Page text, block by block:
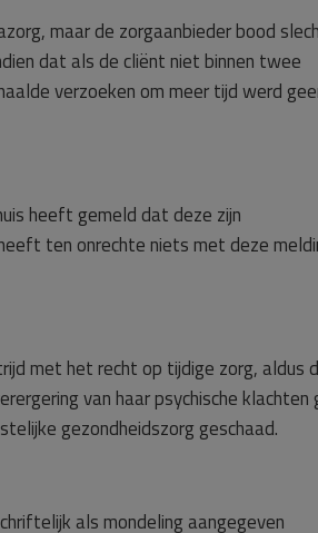
maar de zorgaanbieder bood
dat als de cliënt niet binnen twee
verzoeken om meer tijd werd
heeft gemeld dat deze zijn
ten onrechte niets met deze
met het recht op tijdige zorg, aldus
van haar psychische klachten
gezondheidszorg geschaad.
als mondeling aangegeven